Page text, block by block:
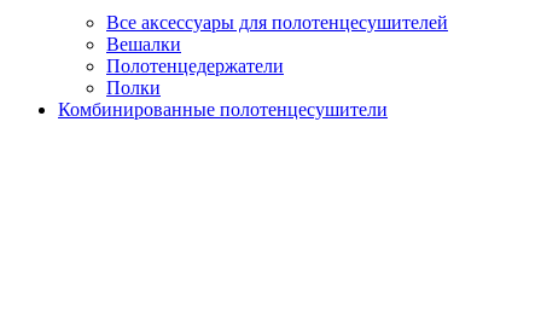
Все аксессуары для полотенцесушителей
Вешалки
Полотенцедержатели
Полки
Комбинированные полотенцесушители